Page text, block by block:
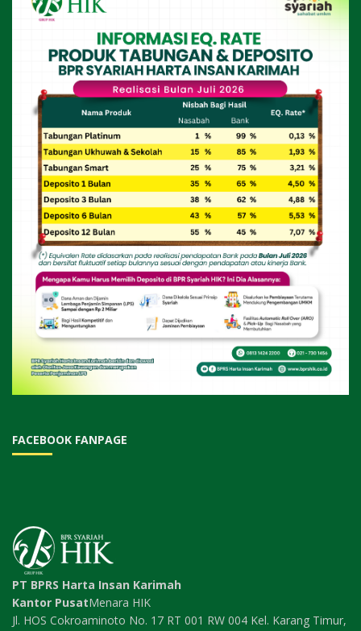
FACEBOOK FANPAGE
PT BPRS Harta Insan Karimah
Kantor PusatMenara HIK
Jl. HOS Cokroaminoto No. 17 RT 001 RW 004 Kel. Karang Timur,